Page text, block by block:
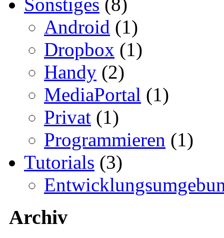
Android (1)
Dropbox (1)
Handy (2)
MediaPortal (1)
Privat (1)
Programmieren (1)
Tutorials (3)
Archiv